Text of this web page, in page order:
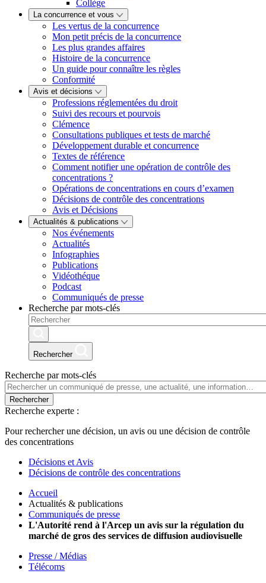
Collège
La concurrence et vous
Les vertus de la concurrence
Mon petit précis de la concurrence
Les plus grandes affaires
Histoire de la concurrence
Un guide pour connaître les règles
Conformité
Avis et décisions
Professions réglementées du droit
Suivi des recours et pourvois
Clémence
Consultations publiques et tests de marché
Développement durable et concurrence
Textes de référence
Comment notifier une opération de contrôle des
concentrations ?
Opérations de concentrations en cours d’examen
Décisions de contrôle des concentrations
Avis et Décisions
Actualités & publications
Nos événements
Actualités
Infographies
Publications
Vidéothéque
Podcast
Communiqués de presse
Recherche par mots-clés
Rechercher
Recherche par mots-clés
Rechercher
Recherche experte :
Pour rechercher une décision, un avis ou une décision de contrôle
des concentrations
Décisions et Avis
Décisions de contrôle des concentrations
Accueil
Actualités & publications
Communiqués de presse
L'Autorité rend à l'Arcep un avis sur la régulation du
marché de gros des services de diffusion audiovisuelle
Presse / Médias
Télécoms